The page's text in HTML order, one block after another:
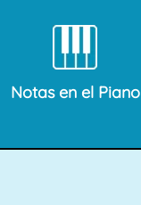
Notas en el Piano